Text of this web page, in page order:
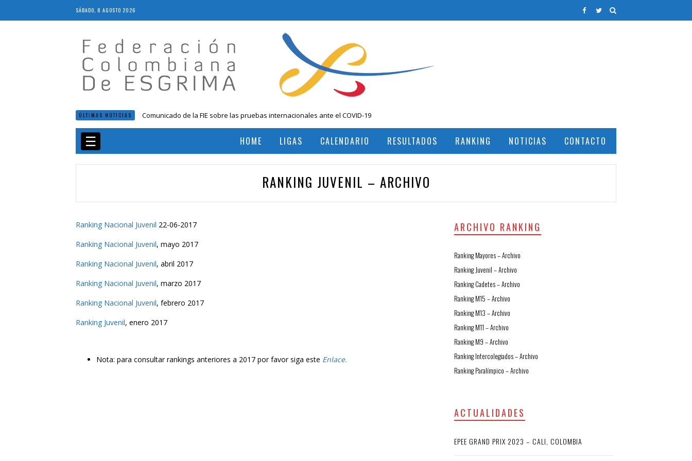
SÁBADO, 8 AGOSTO 2026
ÚLTIMAS NOTICIAS
Comunicado de la FIE sobre las pruebas internacionales ante el COVID-19
Epee Grand Prix 2023 – Cali, Colombia
HOME LIGAS CALENDARIO RESULTADOS RANKING NOTICIAS CONTACTO
☰
RANKING JUVENIL – ARCHIVO
Ranking Nacional Juvenil 22-06-2017
Ranking Nacional Juvenil, mayo 2017
Ranking Nacional Juvenil, abril 2017
Ranking Nacional Juvenil, marzo 2017
Ranking Nacional Juvenil, febrero 2017
Ranking Juvenil, enero 2017
Nota: para consultar rankings anteriores a 2017 por favor siga este Enlace.
ARCHIVO RANKING
Ranking Mayores – Archivo
Ranking Juvenil – Archivo
Ranking Cadetes – Archivo
Ranking M15 – Archivo
Ranking M13 – Archivo
Ranking M11 – Archivo
Ranking M9 – Archivo
Ranking Intercolegiados – Archivo
Ranking Paralímpico – Archivo
ACTUALIDADES
EPEE GRAND PRIX 2023 – CALI, COLOMBIA